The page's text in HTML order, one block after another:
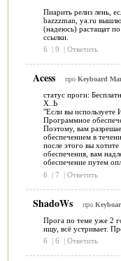
Пиарить релиз лень,
bazzzman, ya.ru
(надеюсь) растащат
ссылки.
6
| 9 | Ответить
Acess про Keyboard
статус проги:
Х..Ь
"Если вы используете
Программное
Поэтому, вам
обеспечением в
после этого вы
обеспечения, вам
обеспечение путем
6
| 7 | Ответить
ShadoWs про
Прога по теме уже 2
ищу, всё устривает.
6
| 6 | Ответить